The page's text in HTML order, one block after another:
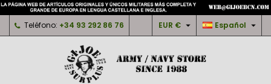
Teléfono: +34 93 292 86 76 Español 
EUR € 
Mi lista de deseos ×
Crear nueva lista
((modalTitle)) ×
((confirmMessage))
Crear lista de deseos ×
Nombre de la lista de deseos
Iniciar sesión ×
Debe iniciar sesión para guardar productos en su
lista de deseos.